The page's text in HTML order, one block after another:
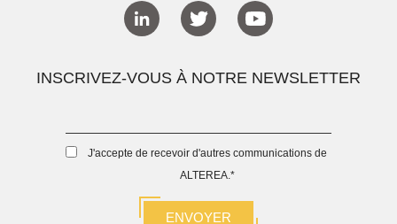
INSCRIVEZ-VOUS À NOTRE NEWSLETTER
J'accepte de recevoir d'autres communications de
ALTEREA. *